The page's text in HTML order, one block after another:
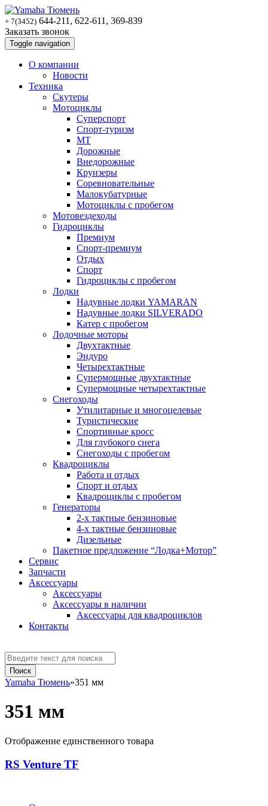
+ 7(3452) 644-211, 622-611, 369-839
Заказать звонок
Toggle navigation
О компании
Новости
Техника
Скутеры
Мотоциклы
Суперспoрт
Спорт-туризм
MT
Дорожные
Внедорожные
Круизеры
Соревновательные
Малокубатурные
Мотоциклы с пробегом
Мотовездеходы
Гидроциклы
Премиум
Спорт-премиум
Отдых
Спорт
Гидроциклы с пробегом
Лодки
Надувные лодки YAMARAN
Надувные лодки SILVERADO
Катер с пробегом
Лодочные моторы
Двухтактные
Эндуро
Четырехтактные
Супермощные двухтактные
Супермощные четырехтактные
Снегоходы
Утилитарные и многоцелевые
Туристические
Спортивные кросс
Для глубокого снега
Снегоходы с пробегом
Квадроциклы
Работа и отдых
Спорт и отдых
Квадроциклы с пробегом
Генераторы
2-х тактные бензиновые
4-х тактные бензиновые
Дизельные
Пакетное предложение “Лодка+Мотор”
Сервис
Запчасти
Аксессуaры
Аксессуары
Аксессуары в наличии
Аксессуары для квадроциклов
Контакты
Yamaha Тюмень»351 мм
351 мм
Отображение единственного товара
RS Venture TF